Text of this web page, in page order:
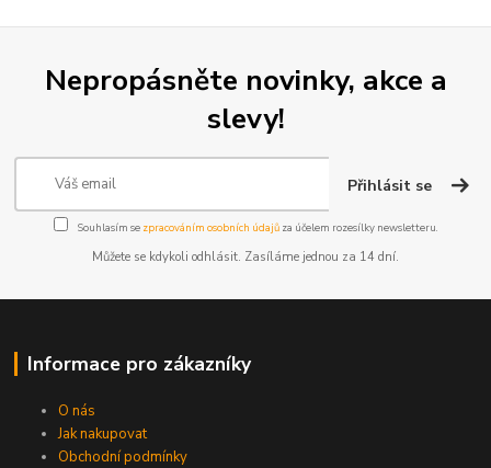
Nepropásněte novinky, akce a
slevy!
Přihlásit se
Souhlasím se zpracováním osobních údajůza účelem rozesílky newsletteru.
Můžete se kdykoli odhlásit. Zasíláme jednou za 14 dní.
Informace pro zákazníky
O nás
Jak nakupovat
Obchodní podmínky